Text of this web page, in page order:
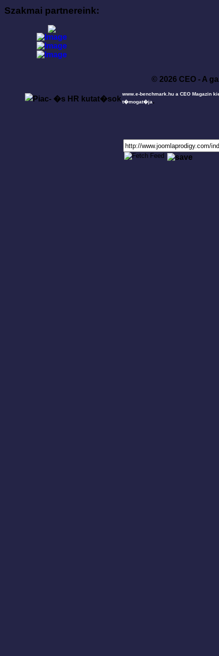
Szakmai partnereink:
© 2026 CEO - A
www.e-benchmark.hu a CEO Magazin
t�mogat�ja.